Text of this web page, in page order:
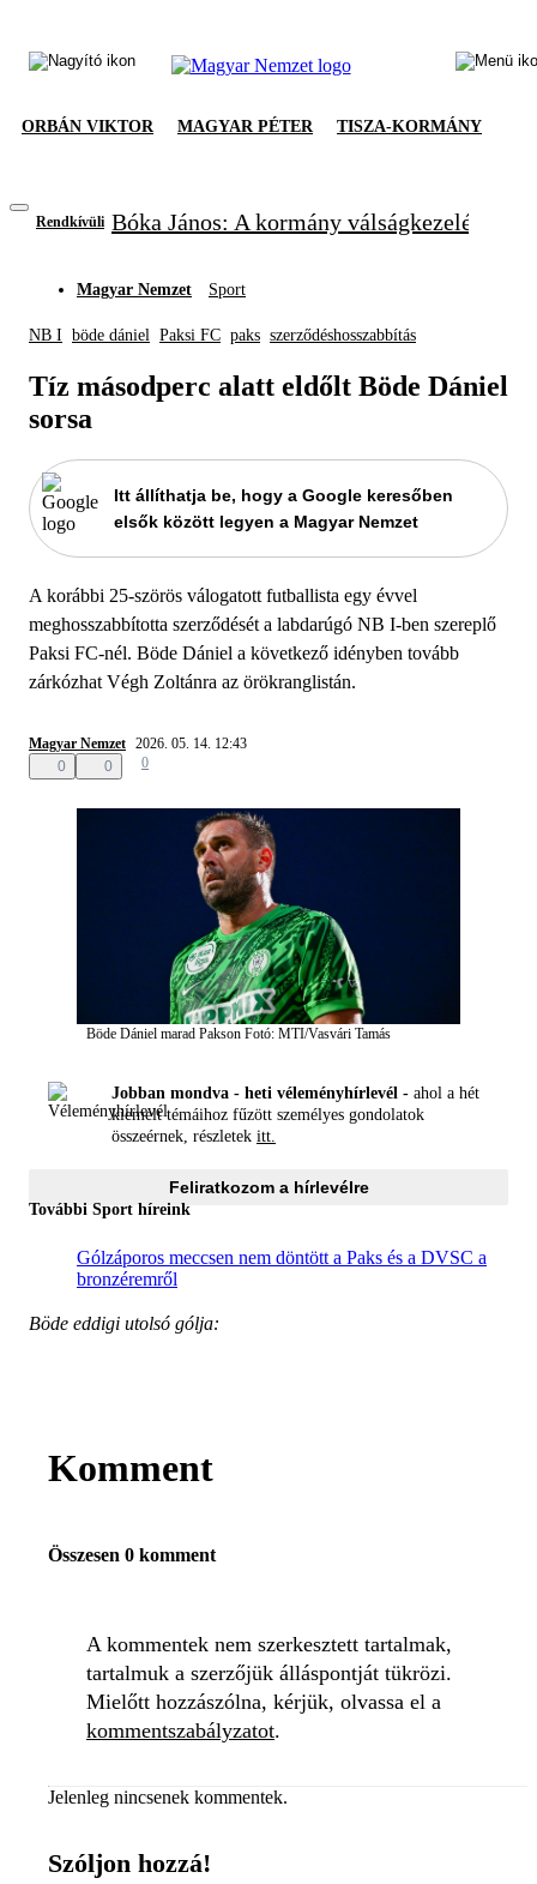
ORBÁN VIKTOR MAGYAR PÉTER TISZA-KORMÁNY
Rendkívüli Bóka János: A kormány válságkezelésből
Magyar Nemzet Sport
NB I böde dániel Paksi FC paks szerződéshosszabbítás
Tíz másodperc alatt eldőlt Böde Dániel
sorsa
Itt állíthatja be, hogy a Google keresőben
elsők között legyen a Magyar Nemzet
A korábbi 25-szörös válogatott futballista egy évvel
meghosszabbította szerződését a labdarúgó NB I-ben szereplő
Paksi FC-nél. Böde Dániel a következő idényben tovább
zárkózhat Végh Zoltánra az örökranglistán.
Magyar Nemzet 2026. 05. 14. 12:43
0
0 0
Böde Dániel marad Pakson Fotó: MTI/Vasvári Tamás
Jobban mondva - heti véleményhírlevél - ahol a hét
kiemelt témáihoz fűzött személyes gondolatok
összeérnek, részletek itt.
Feliratkozom a hírlevélre
További Sport híreink
Gólzáporos meccsen nem döntött a Paks és a DVSC a
bronzéremről
Böde eddigi utolsó gólja:
Komment
Összesen 0 komment
A kommentek nem szerkesztett tartalmak,
tartalmuk a szerzőjük álláspontját tükrözi.
Mielőtt hozzászólna, kérjük, olvassa el a
kommentszabályzatot.
Jelenleg nincsenek kommentek.
Szóljon hozzá!